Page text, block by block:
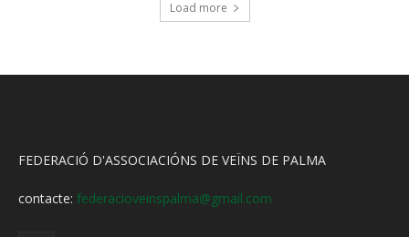
Load more
FEDERACIÓ D'ASSOCIACIÓNS DE VEÏNS DE PALMA
contacte: federacioveinspalma@gmail.com